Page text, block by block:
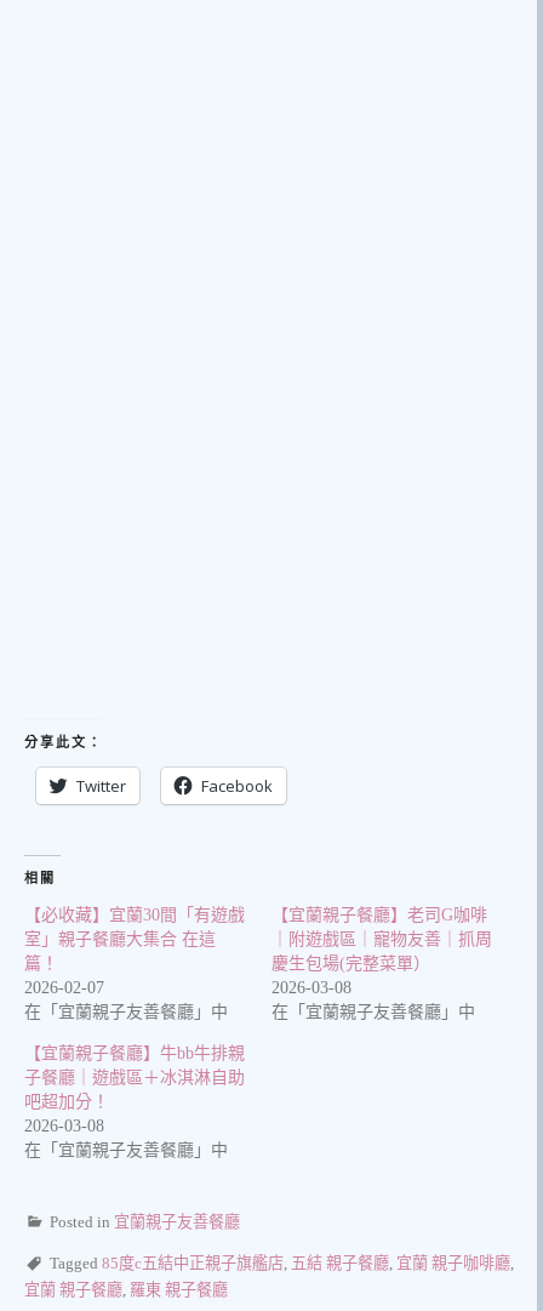
分享此文：
Twitter Facebook
相關
【必收藏】宜蘭30間「有遊戲
室」親子餐廳大集合 在這
篇！
2026-02-07
在「宜蘭親子友善餐廳」中
【宜蘭親子餐廳】老司G咖啡
｜附遊戲區｜寵物友善｜抓周
慶生包場(完整菜單）
2026-03-08
在「宜蘭親子友善餐廳」中
【宜蘭親子餐廳】牛bb牛排親
子餐廳｜遊戲區＋冰淇淋自助
吧超加分！
2026-03-08
在「宜蘭親子友善餐廳」中
Posted in 宜蘭親子友善餐廳
Tagged 85度c五結中正親子旗艦店 五結 親子餐廳 宜蘭 親子咖啡廳
宜蘭 親子餐廳 羅東 親子餐廳